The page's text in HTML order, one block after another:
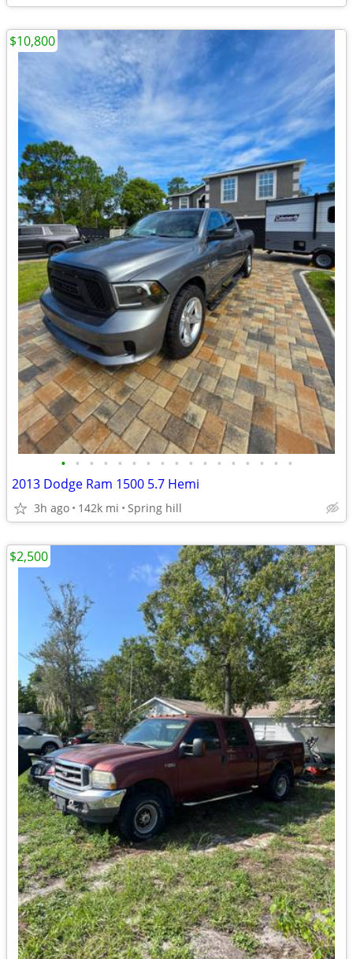
• • • • • • • • • • • • • • • • •
2013 Dodge Ram 1500 5.7 Hemi
3h ago 142k mi Spring hill
$10,800
$2,500